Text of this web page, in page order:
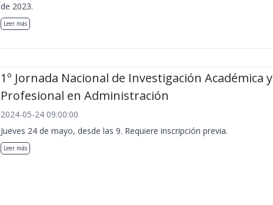
de 2023.
Leer más
1º Jornada Nacional de Investigación Académica y
Profesional en Administración
2024-05-24 09:00:00
Jueves 24 de mayo, desde las 9. Requiere inscripción previa.
Leer más